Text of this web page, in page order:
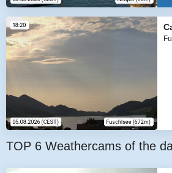
TOP 6 Weathercams of the